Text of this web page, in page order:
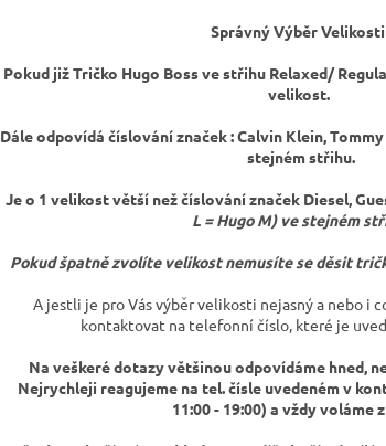
Správný Výběr Velikosti
Pokud již Tričko Hugo Boss ve střihu Relaxed/
velikost.
Dále odpovídá číslování značek : Calvin Klein,
stejném střihu.
Je o 1 velikost větší než číslování značek Diesel,
L = Hugo M) ve stejném
Pokud špatně zvolíte velikost nemusíte se děsit
A jestli je pro Vás výběr velikosti nejasný a nebo i
kontaktovat na telefonní číslo, které je
Na veškeré dotazy většinou odpovídáme hned,
Nejrychleji reagujeme na tel. čísle
11:00 - 19:00) a vždy voláme